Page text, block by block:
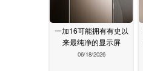
一加16可能拥有有史以
来最纯净的显示屏
06/18/2026